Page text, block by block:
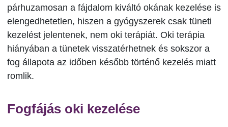
párhuzamosan a fájdalom kiváltó okának kezelése is
elengedhetetlen, hiszen a gyógyszerek csak tüneti
kezelést jelentenek, nem oki terápiát. Oki terápia
hiányában a tünetek visszatérhetnek és sokszor a
fog állapota az időben később történő kezelés miatt
romlik.
Fogfájás oki kezelése